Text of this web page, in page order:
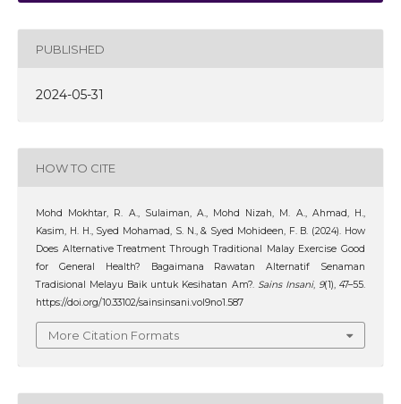
PUBLISHED
2024-05-31
HOW TO CITE
Mohd Mokhtar, R. A., Sulaiman, A., Mohd Nizah, M. A., Ahmad, H.,
Kasim, H. H., Syed Mohamad, S. N., & Syed Mohideen, F. B. (2024). How
Does Alternative Treatment Through Traditional Malay Exercise Good
for General Health? Bagaimana Rawatan Alternatif Senaman
Tradisional Melayu Baik untuk Kesihatan Am?. Sains Insani, 9(1), 47–55.
https://doi.org/10.33102/sainsinsani.vol9no1.587
More Citation Formats